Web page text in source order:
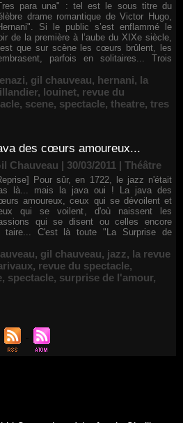
para una" : tel est le sous titre du
drame romantique de Victor Hugo,
Si le public s’est enflammé le
de la première à l’aube du XIXe siècle,
que sur scène les cœurs brûlent, les
parfois en solitaires... Trois
, gil chauveau, hernani, la
, louinet, revue du
, scene, spectacle, theatre, tres
des cœurs amoureux...
Chauveau | 30/03/2011 | Théâtre
Pour sûr, en 1722, le jazz n'était
là... mais la java oui ! La java des
amoureux, ceux qui se dévoilent et
qui se voilent, d'où naissent les
qui se disent ou celles encore
taire... C'est là toute "La Surprise de
, gil chauveau, jazz, la revue
, revue du spectacle,
, spectacle, surprise de l'amour,
Ouramdane à la tête de Chaillot-